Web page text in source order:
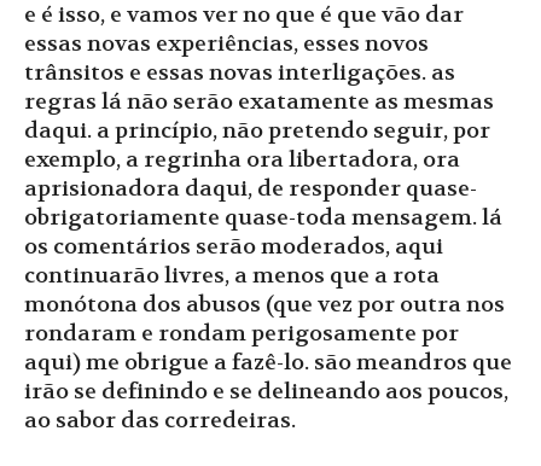
e é isso, e vamos ver no que é que vão dar
essas novas experiências, esses novos
trânsitos e essas novas interligações. as
regras lá não serão exatamente as mesmas
daqui. a princípio, não pretendo seguir, por
exemplo, a regrinha ora libertadora, ora
aprisionadora daqui, de responder quase-
obrigatoriamente quase-toda mensagem. lá
os comentários serão moderados, aqui
continuarão livres, a menos que a rota
monótona dos abusos (que vez por outra nos
rondaram e rondam perigosamente por
aqui) me obrigue a fazê-lo. são meandros que
irão se definindo e se delineando aos poucos,
ao sabor das corredeiras.